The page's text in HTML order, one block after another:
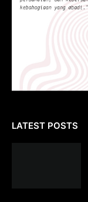
LATEST POSTS